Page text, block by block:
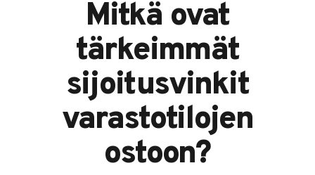
Mitkä ovat
tärkeimmät
sijoitusvinkit
varastotilojen
ostoon?